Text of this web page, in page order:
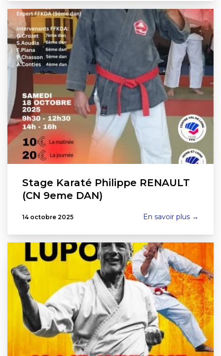
Stage Karaté Philippe RENAULT
(CN 9eme DAN)
14 octobre 2025 En savoir plus →